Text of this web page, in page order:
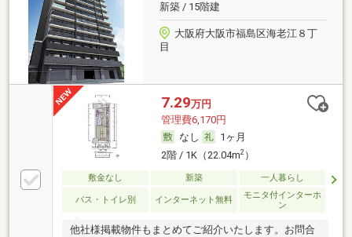
新築 / 15階建
大阪府大阪市福島区海老江８丁
目
7.29万円
管理費6,170円
なし
1ヶ月
2階 / 1K（22.04m2）
敷金なし 新築 一人暮らし
バス・トイレ別 インターネット無料
モニタ付インターホ
ン
他社様掲載物件もまとめてご紹介いたします。お問合